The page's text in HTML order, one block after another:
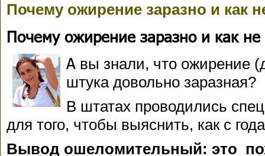
Почему ожирение заразно и как
Почему ожирение заразно и как не
А вы знали, что ожирение
штука довольно заразная?
В штатах проводились
для того, чтобы выяснить, как с
Вывод ошеломительный: это